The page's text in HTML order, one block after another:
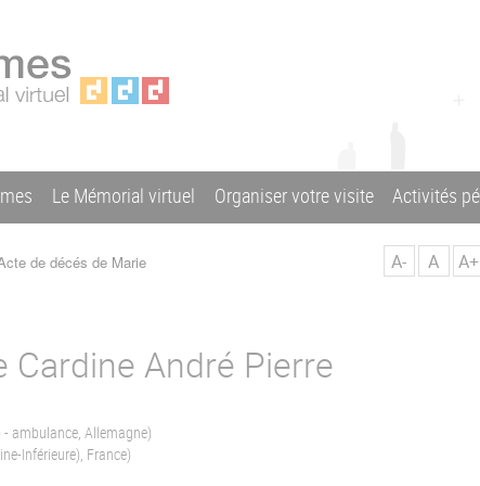
Le Mémorial virtuel Organiser votre visite Activités
de décés de Marie
A- A A+
André Pierre
ambulance, Allemagne)
Inférieure), France)